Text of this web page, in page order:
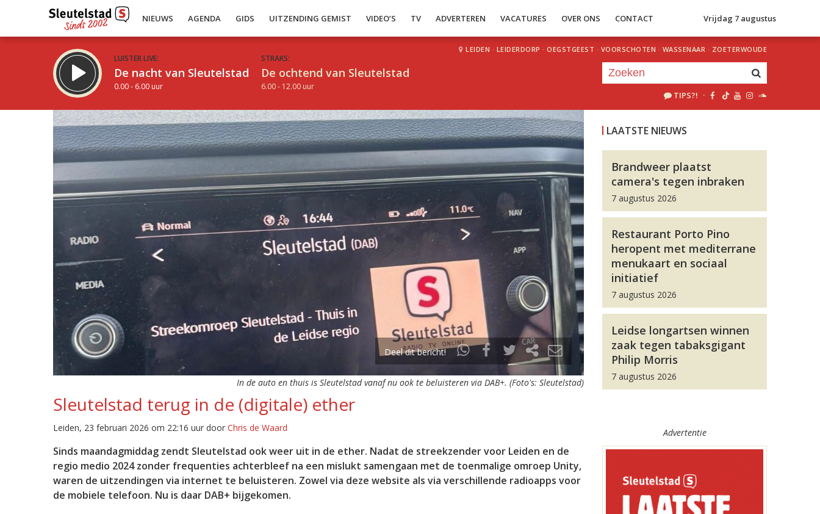
NIEUWS AGENDA GIDS UITZENDING GEMIST VIDEO’S TV ADVERTEREN VACATURES OVER ONS CONTACT Vrijdag 7 augustus
LUISTER LIVE:
De nacht van Sleutelstad
0.00 - 6.00 uur
STRAKS:
De ochtend van Sleutelstad
6.00 - 12.00 uur
LEIDEN · LEIDERDORP · OEGSTGEEST · VOORSCHOTEN · WASSENAAR · ZOETERWOUDE
TIPS?! ·
Deel dit bericht!
In de auto en thuis is Sleutelstad vanaf nu ook te beluisteren via DAB+. (Foto's: Sleutelstad)
Sleutelstad terug in de (digitale) ether
Leiden, 23 februari 2026 om 22:16 uur door Chris de Waard
Sinds maandagmiddag zendt Sleutelstad ook weer uit in de ether. Nadat de streekzender voor Leiden en de
regio medio 2024 zonder frequenties achterbleef na een mislukt samengaan met de toenmalige omroep Unity,
waren de uitzendingen via internet te beluisteren. Zowel via deze website als via verschillende radioapps voor
de mobiele telefoon. Nu is daar DAB+ bijgekomen.
LAATSTE NIEUWS
Brandweer plaatst
camera's tegen inbraken
7 augustus 2026
Restaurant Porto Pino
heropent met mediterrane
menukaart en sociaal
initiatief
7 augustus 2026
Leidse longartsen winnen
zaak tegen tabaksgigant
Philip Morris
7 augustus 2026
Advertentie